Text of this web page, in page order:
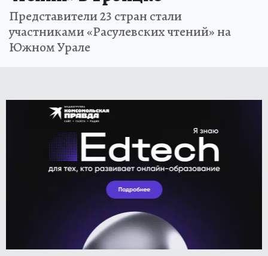
Представители 23 стран стали
участниками «Расулевских чтений» на
Южном Урале